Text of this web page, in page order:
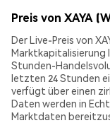
Preis von XAYA
Der Live-Preis von
Marktkapitalisierung
Stunden-
letzten 24 Stunden
verfügt über einen
Daten werden in
Marktdaten